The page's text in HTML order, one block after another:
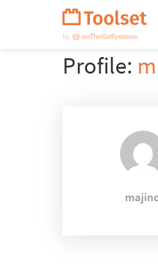
Profile: